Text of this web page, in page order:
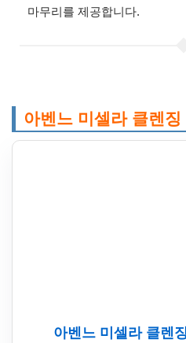
마무리를 제공합니다.
아벤느 미셀라 클렌
아벤느 미셀라 클렌